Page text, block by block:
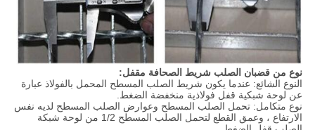
نوع من قضبان الصلب شريط الصحافة مقفل:
النوع الشائع: عندما يكون شريط الصلب المسطح المحمل بالفولاذ عبارة
عن لوحة شبكية قفل فولاذية منخفضة الضغط.
نوع متكامل: تحمل الصلب المسطح وعوارض الصلب المسطح لديه نفس
الارتفاع ، وعمق القطع لتحمل الصلب المسطح 1/2 من لوحة شبكة